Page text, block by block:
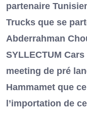
partenaire
Trucks que se
Abderrahman
SYLLECTUM
meeting de pré
Hammamet que
l’importation de